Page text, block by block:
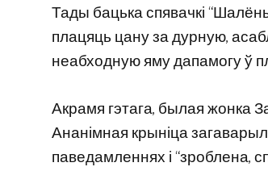
Тады бацька спявачкі
плацяць цану за дурную,
неабходную яму дапамогу ў
Акрамя гэтага, былая жонка
Ананімная крыніца
паведамленнях і “зроблена,